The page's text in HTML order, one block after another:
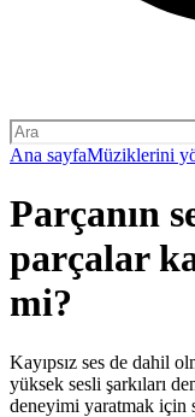
Ana sayfaMüziklerini
Parçanın
parçalar
mi?
Kayıpsız ses de dahil
yüksek sesli şarkıları
deneyimi yaratmak için